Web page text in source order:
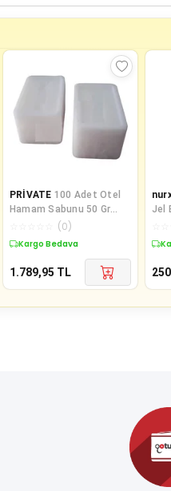
PRİVATE 100 Adet Otel
Hamam Sabunu 50 Gr
Buklet Tipi Sargısız
Beyaz Dikdö
(0)
Kargo Bedava
1.789,95 TL
Jel
250